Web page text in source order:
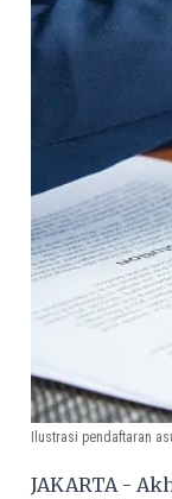
Ilustrasi pendaftaran
JAKARTA -